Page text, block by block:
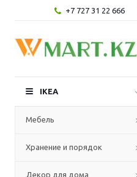
+7 727 31 22 666
IKEA
Мебель
Хранение и порядок
Декор для дома